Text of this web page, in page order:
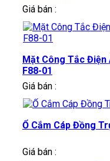
Giá bán :
Mặt Công Tắc Điện
F88-01
Giá bán :
Ổ Cắm Cáp Đồng
Giá bán :